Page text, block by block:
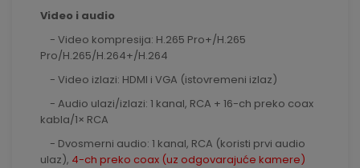
Video i audio
- Video kompresija: H.265 Pro+/H.265
Pro/H.265/H.264+/H.264
- Video izlazi: HDMI i VGA (istovremeni izlaz)
- Audio ulazi/izlazi: 1 kanal, RCA + 16-ch preko coax
kabla/1× RCA
- Dvosmerni audio: 1 kanal, RCA (koristi prvi audio
ulaz), 4-ch preko coax (uz odgovarajuće kamere)